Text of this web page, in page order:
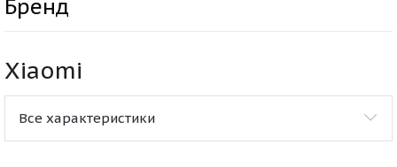
Бренд
Xiaomi
Все характеристики